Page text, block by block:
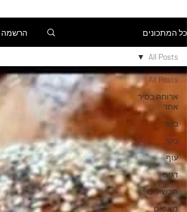
כל המתכונים הרשמה
All Posts
ארוחה בסיר
אחד
בשר
בקר
עוף
דגים
תבשילים
מאפים
All Posts